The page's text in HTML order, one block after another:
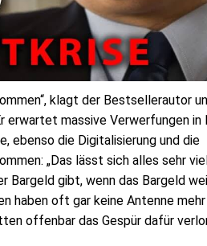
klagt der Bestsellerautor
massive Verwerfungen in
ebenso die Digitalisierung und die
„Das lässt sich alles sehr
Bargeld gibt, wenn das Bargeld
haben oft gar keine Antenne
offenbar das Gespür dafür